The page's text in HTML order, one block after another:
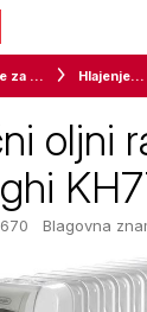
Vse za dom Hlajenje in gretje
oljni
Blagovna